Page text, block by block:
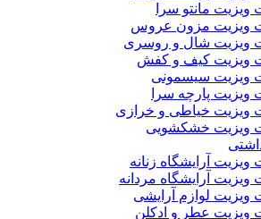
ویزیت مانتو سرا
ویزیت مزون عروس
ویزیت شال و روسری
ویزیت کیف و کفش
ویزیت سیسمونی
ویزیت پارچه سرا
ویزیت خیاطی و خرازی
ویزیت خشکشویی
ویزیت آرایشگاه زنانه
ویزیت آرایشگاه مردانه
ویزیت لوازم آرایشی
ویزیت عطر و ادکلن